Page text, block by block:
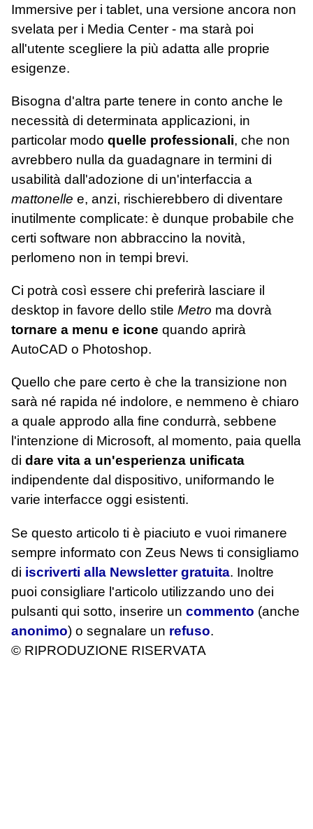
Immersive per i tablet, una versione ancora non
svelata per i Media Center - ma starà poi
all'utente scegliere la più adatta alle proprie
esigenze.
Bisogna d'altra parte tenere in conto anche le
necessità di determinata applicazioni, in
particolar modo quelle professionali, che non
avrebbero nulla da guadagnare in termini di
usabilità dall'adozione di un'interfaccia a
mattonelle e, anzi, rischierebbero di diventare
inutilmente complicate: è dunque probabile che
certi software non abbraccino la novità,
perlomeno non in tempi brevi.
Ci potrà così essere chi preferirà lasciare il
desktop in favore dello stile Metro ma dovrà
tornare a menu e icone quando aprirà
AutoCAD o Photoshop.
Quello che pare certo è che la transizione non
sarà né rapida né indolore, e nemmeno è chiaro
a quale approdo alla fine condurrà, sebbene
l'intenzione di Microsoft, al momento, paia quella
di dare vita a un'esperienza unificata
indipendente dal dispositivo, uniformando le
varie interfacce oggi esistenti.
Se questo articolo ti è piaciuto e vuoi rimanere
sempre informato con Zeus News ti consigliamo
di iscriverti alla Newsletter gratuita. Inoltre
puoi consigliare l'articolo utilizzando uno dei
pulsanti qui sotto, inserire un commento (anche
anonimo) o segnalare un refuso.
© RIPRODUZIONE RISERVATA